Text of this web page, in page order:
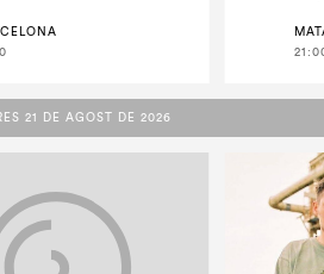
21 DE AGOST DE 2026
21 DE AGOST DE 2026